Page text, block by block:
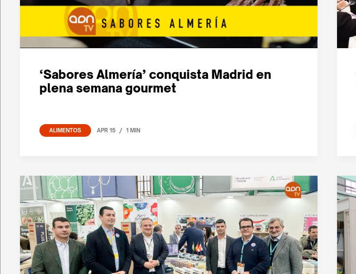
‘Sabores Almería’ conquista Madrid en
plena semana gourmet
ALIMENTOS APR 15 / 1 MIN